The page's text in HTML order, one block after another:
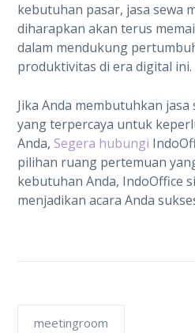
kebutuhan pasar, jasa sewa
diharapkan akan terus
dalam mendukung
produktivitas di era digital ini.
Jika Anda membutuhkan
yang terpercaya untuk
Anda, Segera hubungi
pilihan ruang pertemuan
kebutuhan Anda, IndoOffice
menjadikan acara Anda
meetingroom